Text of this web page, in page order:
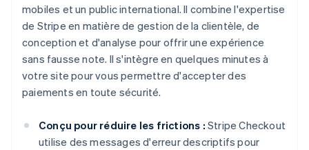
mobiles et un public international. Il combine l'expertise
de Stripe en matière de gestion de la clientèle, de
conception et d'analyse pour offrir une expérience
sans fausse note. Il s'intègre en quelques minutes à
votre site pour vous permettre d'accepter des
paiements en toute sécurité.
Conçu pour réduire les frictions : Stripe Checkout
utilise des messages d'erreur descriptifs pour